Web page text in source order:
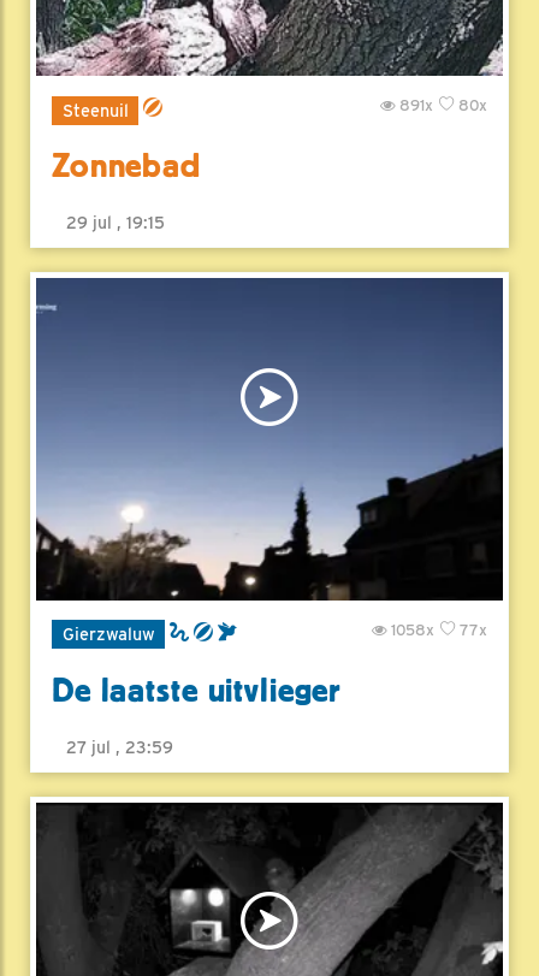
Steenuil 80x
891x
Zonnebad
29 jul , 19:15
Gierzwaluw 77x
1058x
De laatste uitvlieger
27 jul , 23:59